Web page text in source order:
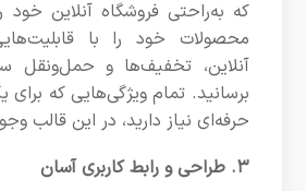
که به‌راحتی فروشگاه آنلاین خود
محصولات خود را با
آنلاین، تخفیف‌ها و حمل‌ونقل
برسانید. تمام ویژگی‌هایی که برای
حرفه‌ای نیاز دارید، در این قالب
۳. طراحی و رابط کاربری آسان